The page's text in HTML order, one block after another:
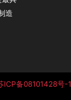
造
ICP备08101428号-1